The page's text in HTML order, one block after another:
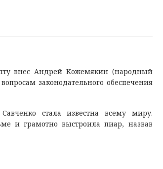
внес Андрей Кожемякин (народный
законодательного обеспечения
стала известна всему миру.
и грамотно выстроила пиар, назвав